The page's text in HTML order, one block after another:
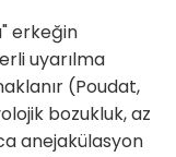
erkeğin
uyarılma
(Poudat,
bozukluk, az
anejakülasyon